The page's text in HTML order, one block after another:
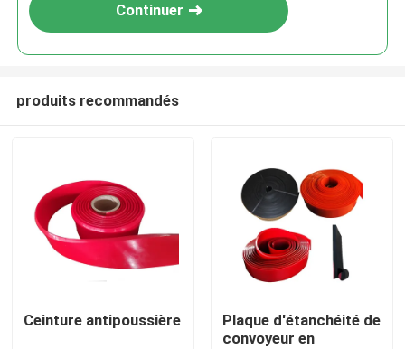
Continuer
produits recommandés
Ceinture antipoussière
Plaque d'étanchéité de
convoyeur en